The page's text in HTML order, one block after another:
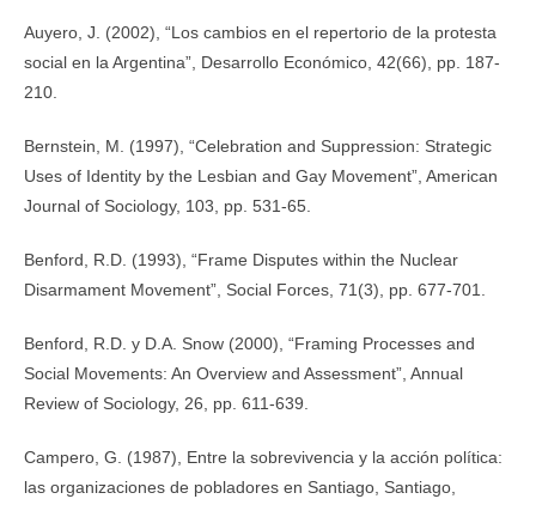
Auyero, J. (2002), “Los cambios en el repertorio de la protesta
social en la Argentina”, Desarrollo Económico, 42(66), pp. 187-
210.
Bernstein, M. (1997), “Celebration and Suppression: Strategic
Uses of Identity by the Lesbian and Gay Movement”, American
Journal of Sociology, 103, pp. 531-65.
Benford, R.D. (1993), “Frame Disputes within the Nuclear
Disarmament Movement”, Social Forces, 71(3), pp. 677-701.
Benford, R.D. y D.A. Snow (2000), “Framing Processes and
Social Movements: An Overview and Assessment”, Annual
Review of Sociology, 26, pp. 611-639.
Campero, G. (1987), Entre la sobrevivencia y la acción política:
las organizaciones de pobladores en Santiago, Santiago,